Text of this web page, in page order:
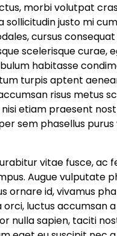
morbi volutpat
justo mi
cursus
scelerisque curae,
habitasse
turpis aptent
risus metus
etiam praesent
sem phasellus
vitae fusce, ac
Augue vulputate
id, vivamus
luctus accumsan
sapien, taciti